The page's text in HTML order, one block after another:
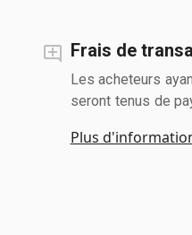
Frais de
Les acheteurs
seront tenus de
Plus